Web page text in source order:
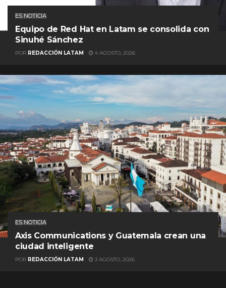
ES NOTICIA
Equipo de Red Hat en Latam se consolida con
Sinuhé Sánchez
POR REDACCIÓN LATAM 4 AGOSTO, 2026
ES NOTICIA
Axis Communications y Guatemala crean una
ciudad inteligente
POR REDACCIÓN LATAM 3 AGOSTO, 2026